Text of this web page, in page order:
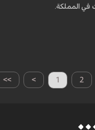
في المملكة.
>> > 1 2